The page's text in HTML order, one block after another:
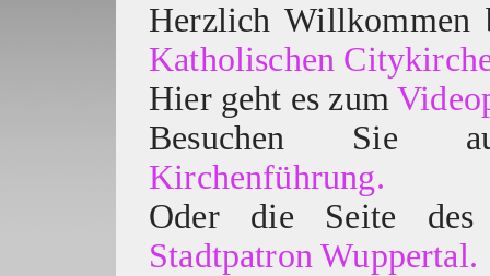
Herzlich
Katholischen
Hier geht es zum
Besuchen
Kirchenführung.
Oder die Seite des
Stadtpatron Wuppertal.